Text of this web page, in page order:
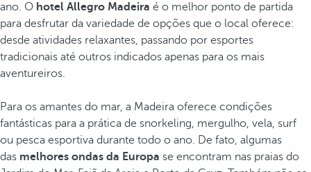
ano. O hotel Allegro Madeira é o melhor ponto de partida
para desfrutar da variedade de opções que o local oferece:
desde atividades relaxantes, passando por esportes
tradicionais até outros indicados apenas para os mais
aventureiros.
Para os amantes do mar, a Madeira oferece condições
fantásticas para a prática de snorkeling, mergulho, vela, surf
ou pesca esportiva durante todo o ano. De fato, algumas
das melhores ondas da Europa se encontram nas praias do